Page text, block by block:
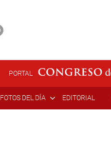
PORTAL
FOTOS DEL DÍA EDITORIAL